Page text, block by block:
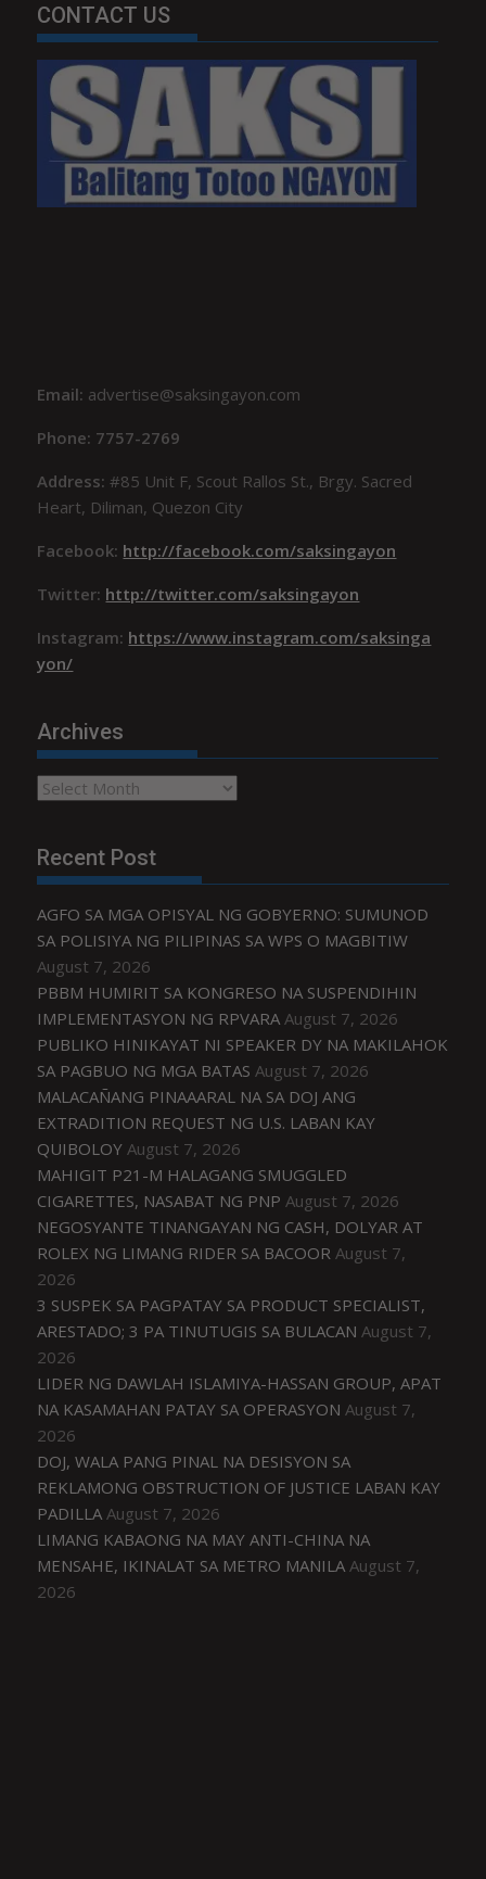
CONTACT US
Email: advertise@saksingayon.com
Phone: 7757-2769
Address:#85 Unit F, Scout Rallos St., Brgy. Sacred
Heart, Diliman, Quezon City
Facebook: http://facebook.com/saksingayon
Twitter: http://twitter.com/saksingayon
Instagram: https://www.instagram.com/saksinga
yon/
Archives
Archives
Recent Post
AGFO SA MGA OPISYAL NG GOBYERNO: SUMUNOD
SA POLISIYA NG PILIPINAS SA WPS O MAGBITIW
August 7, 2026
PBBM HUMIRIT SA KONGRESO NA SUSPENDIHIN
IMPLEMENTASYON NG RPVARA August 7, 2026
PUBLIKO HINIKAYAT NI SPEAKER DY NA MAKILAHOK
SA PAGBUO NG MGA BATAS August 7, 2026
MALACAÑANG PINAAARAL NA SA DOJ ANG
EXTRADITION REQUEST NG U.S. LABAN KAY
QUIBOLOY August 7, 2026
MAHIGIT P21-M HALAGANG SMUGGLED
CIGARETTES, NASABAT NG PNP August 7, 2026
NEGOSYANTE TINANGAYAN NG CASH, DOLYAR AT
ROLEX NG LIMANG RIDER SA BACOOR August 7,
2026
3 SUSPEK SA PAGPATAY SA PRODUCT SPECIALIST,
ARESTADO; 3 PA TINUTUGIS SA BULACAN August 7,
2026
LIDER NG DAWLAH ISLAMIYA-HASSAN GROUP, APAT
NA KASAMAHAN PATAY SA OPERASYON August 7,
2026
DOJ, WALA PANG PINAL NA DESISYON SA
REKLAMONG OBSTRUCTION OF JUSTICE LABAN KAY
PADILLA August 7, 2026
LIMANG KABAONG NA MAY ANTI-CHINA NA
MENSAHE, IKINALAT SA METRO MANILA August 7,
2026